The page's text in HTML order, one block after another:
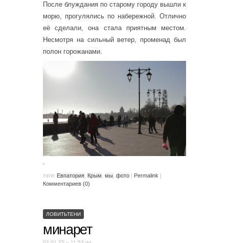
После блуждания по старому городу вышли к
морю, прогулялись по набережной. Отлично
её сделали, она стала приятным местом.
Несмотря на сильный ветер, променад был
полон горожанами.
.
тэги: Евпатория Крым мы фото | Permalink |
Комментариев (0)
ЛОВИТЬТЕНИ
минарет